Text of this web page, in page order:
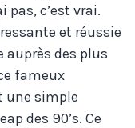
c’est vrai.
et réussie
des plus
fameux
une simple
des 90’s. Ce